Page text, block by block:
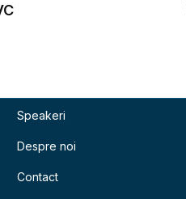
Speakeri
Despre noi
Contact